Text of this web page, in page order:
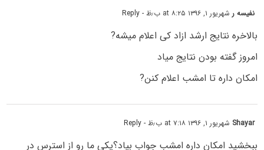
نفیسه رشهریور ۱, ۱۳۹۶ at ۸:۲۵ ب٫ظ - Reply
بالاخره نتایج ارشد ازاد کی اعلام میشه?
امروز گفته بودن نتایج میاد
امکان داره تا امشب اعلام کنن?
Shayar شهریور ۱, ۱۳۹۶ at ۷:۱۸ ب٫ظ - Reply
ببخشید امکان داره امشب جواب بیاد؟یکی ما رو از استرس در